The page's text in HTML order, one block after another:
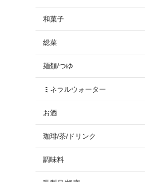
和菓子
総菜
麺類/つゆ
ミネラルウォーター
お酒
珈琲/茶/ドリンク
調味料